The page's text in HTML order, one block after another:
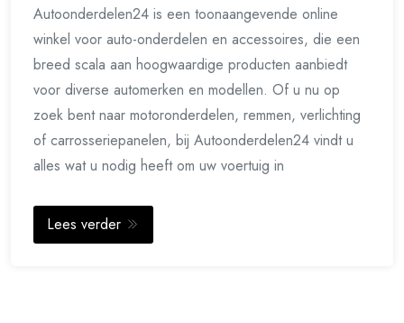
Autoonderdelen24 is een toonaangevende online
winkel voor auto-onderdelen en accessoires, die een
breed scala aan hoogwaardige producten aanbiedt
voor diverse automerken en modellen. Of u nu op
zoek bent naar motoronderdelen, remmen, verlichting
of carrosseriepanelen, bij Autoonderdelen24 vindt u
alles wat u nodig heeft om uw voertuig in
Lees verder